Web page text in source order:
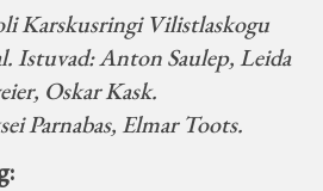
Karskusringi Vilistlaskogu
Istuvad: Anton Saulep, Leida
Oskar Kask.
Parnabas, Elmar Toots.